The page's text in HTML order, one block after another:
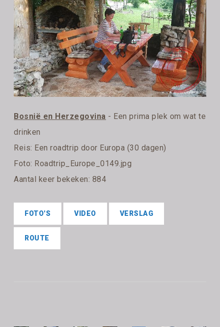
Bosnië en Herzegovina - Een prima plek om wat te
drinken
Reis: Een roadtrip door Europa (30 dagen)
Foto: Roadtrip_Europe_0149.jpg
Aantal keer bekeken: 884
FOTO'S VIDEO VERSLAG
ROUTE